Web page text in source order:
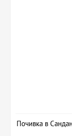
Почивка в